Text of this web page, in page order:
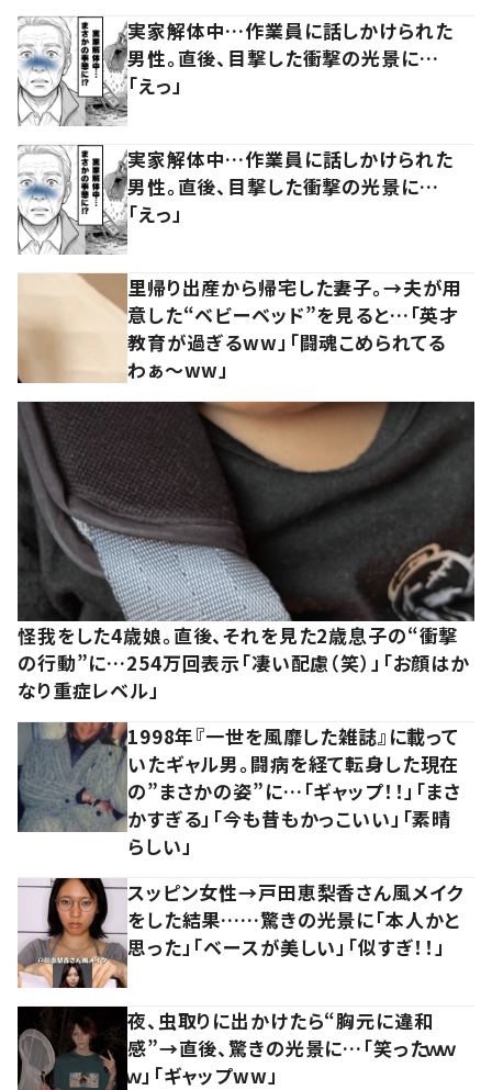
実家解体中…作業員に話しかけられた
男性。直後、目撃した衝撃の光景に…
「えっ」
実家解体中…作業員に話しかけられた
男性。直後、目撃した衝撃の光景に…
「えっ」
里帰り出産から帰宅した妻子。→夫が用
意した“ベビーベッド”を見ると…「英才
教育が過ぎるww」「闘魂こめられてる
わぁ～ww」
怪我をした4歳娘。直後、それを見た2歳息子の“衝撃
の行動”に…254万回表示「凄い配慮（笑）」「お顔はか
なり重症レベル」
1998年『一世を風靡した雑誌』に載って
いたギャル男。闘病を経て転身した現在
の”まさかの姿”に…「ギャップ！！」「まさ
かすぎる」「今も昔もかっこいい」「素晴
らしい」
スッピン女性→戸田恵梨香さん風メイク
をした結果……驚きの光景に「本人かと
思った」「ベースが美しい」「似すぎ！！」
夜、虫取りに出かけたら“胸元に違和
感”→直後、驚きの光景に…「笑ったｗｗ
ｗ」「ギャップww」